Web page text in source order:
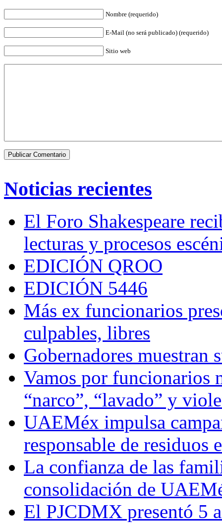
Nombre (requerido)
E-Mail (no será publicado) (requerido)
Sitio web
Noticias recientes
El Foro Shakespeare
lecturas y procesos
EDICIÓN QROO
EDICIÓN 5446
Más ex funcionarios
culpables, libres
Gobernadores muestran
Vamos por funcionarios
“narco”, “lavado” y
UAEMéx impulsa
responsable de residuos
La confianza de las
consolidación de
El PJCDMX presentó 5